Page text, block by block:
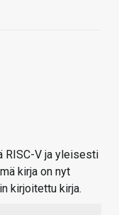
RISC-V ja yleisesti
kirja on nyt
kirjoitettu kirja.